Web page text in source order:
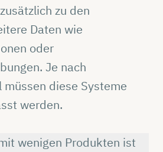
zu den
Daten wie
oder
Je nach
diese Systeme
werden.
wenigen Produkten ist